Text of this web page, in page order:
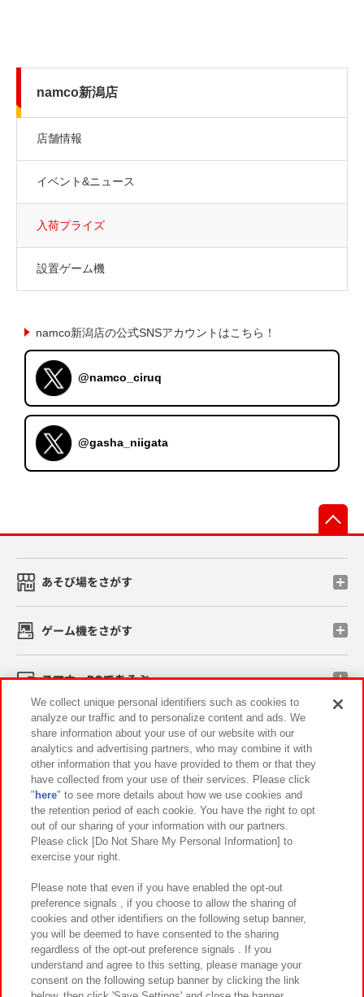
namco新潟店
店舗情報
イベント&ニュース
入荷プライズ
設置ゲーム機
namco新潟店の公式SNSアカウントはこちら！
@namco_ciruq
@gasha_niigata
あそび場をさがす
ゲーム機をさがす
スマホ・PCであそぶ
イベント・キャンペーン
関連会社 サステナビリティ サイトポリシー
プライバシーポリシー ウェブアクセシビリティ方針と検証結果
お取引先さまとともに
カスタマーハラスメント対応方針 よくあるご質問・お問い合わせ
We collect unique personal identifiers such as cookies to
analyze our traffic and to personalize content and ads. We
share information about your use of our website with our
analytics and advertising partners, who may combine it with
other information that you have provided to them or that they
have collected from your use of their services. Please click
" here" to see more details about how we use cookies and
the retention period of each cookie. You have the right to opt
out of our sharing of your information with our partners.
Please click [Do Not Share My Personal Information] to
exercise your right.
Please note that even if you have enabled the opt-out
preference signals , if you choose to allow the sharing of
cookies and other identifiers on the following setup banner,
you will be deemed to have consented to the sharing
regardless of the opt-out preference signals . If you
understand and agree to this setting, please manage your
consent on the following setup banner by clicking the link